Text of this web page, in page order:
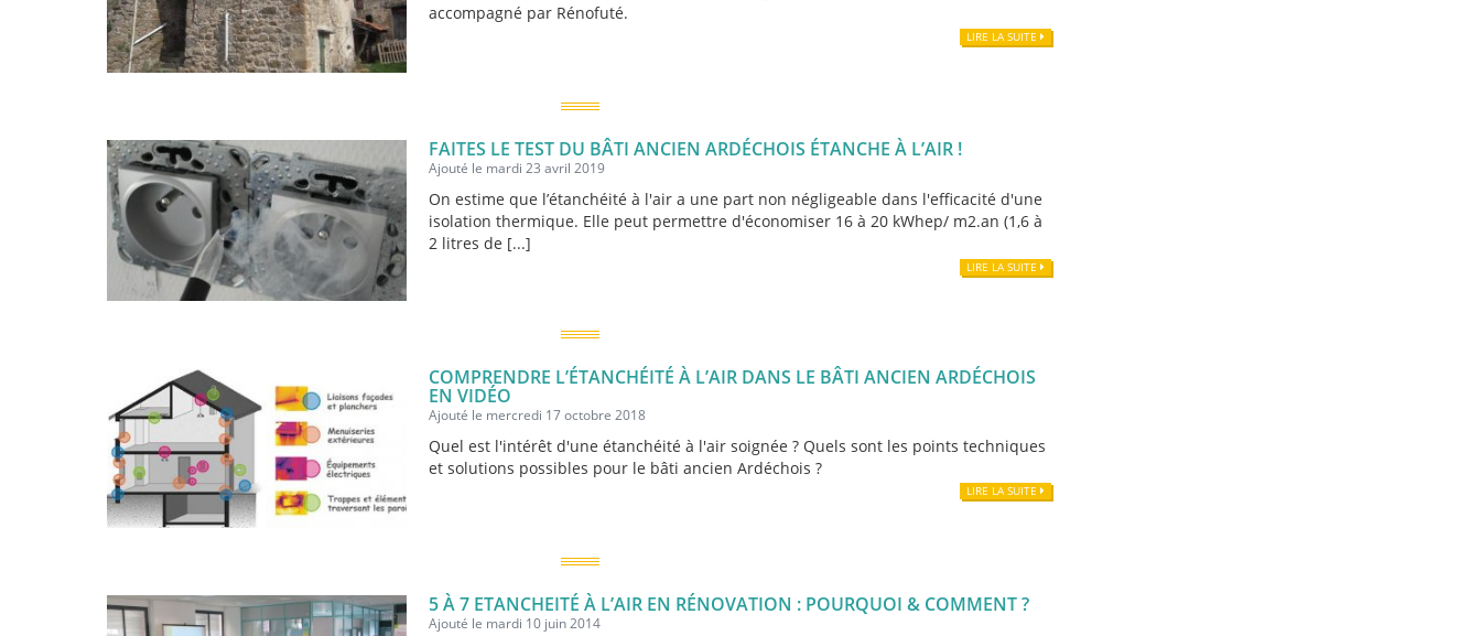
accompagné par Rénofuté.
LIRE LA SUITE
FAITES LE TEST DU BÂTI ANCIEN ARDÉCHOIS ÉTANCHE À L’AIR !
Ajouté le mardi 23 avril 2019
On estime que l’étanchéité à l'air a une part non négligeable dans l'efficacité d'une
isolation thermique. Elle peut permettre d'économiser 16 à 20 kWhep/ m2.an (1,6 à
2 litres de [...]
LIRE LA SUITE
COMPRENDRE L’ÉTANCHÉITÉ À L’AIR DANS LE BÂTI ANCIEN ARDÉCHOIS
EN VIDÉO
Ajouté le mercredi 17 octobre 2018
Quel est l'intérêt d'une étanchéité à l'air soignée ? Quels sont les points techniques
et solutions possibles pour le bâti ancien Ardéchois ?
LIRE LA SUITE
5 À 7 ETANCHEITÉ À L’AIR EN RÉNOVATION : POURQUOI & COMMENT ?
Ajouté le mardi 10 juin 2014